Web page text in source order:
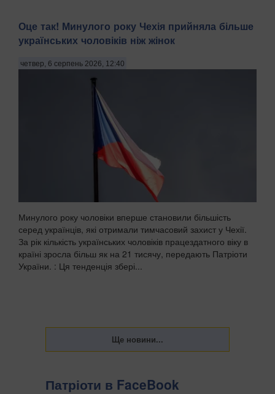
Оце так! Минулого року Чехія прийняла більше
українських чоловіків ніж жінок
четвер, 6 серпень 2026, 12:40
Минулого року чоловіки вперше становили більшість
серед українців, які отримали тимчасовий захист у Чехії.
За рік кількість українських чоловіків працездатного віку в
країні зросла більш як на 21 тисячу, передають Патріоти
України. : Ця тенденція збері...
Патріоти в FaceBook